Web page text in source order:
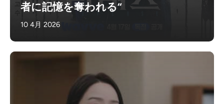
者に記憶を奪われる“
10 4月 2026